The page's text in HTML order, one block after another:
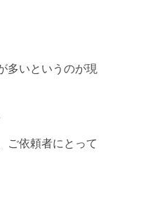
多いというのが現
ご依頼者にとって